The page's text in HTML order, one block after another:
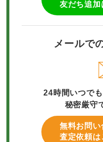
友だち追加
メールで
24時間いつで
秘密厳守
無料お問い
査定依頼は